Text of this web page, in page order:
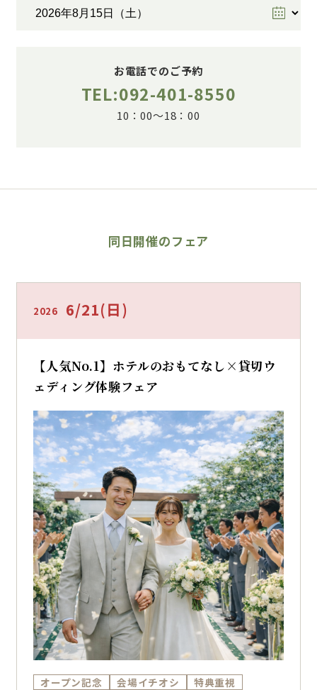
お電話でのご予約
TEL:092-401-8550
10：00～18：00
同日開催のフェア
2026 6/21(日)
【人気No.1】ホテルのおもてなし×貸切ウ
ェディング体験フェア
オープン記念 会場イチオシ
特典重視